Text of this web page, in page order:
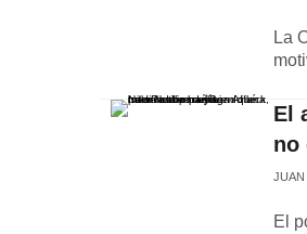
La
El
no
JUAN
El